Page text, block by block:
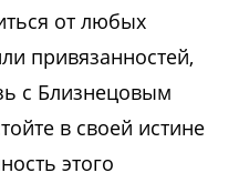
от любых
привязанностей,
с Близнецовым
в своей истине
этого